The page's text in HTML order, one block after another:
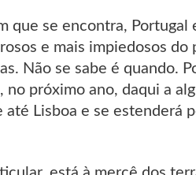
que se encontra,
e mais impiedosos
Não se sabe é quando.
no próximo ano, daqui a
até Lisboa e se estenderá